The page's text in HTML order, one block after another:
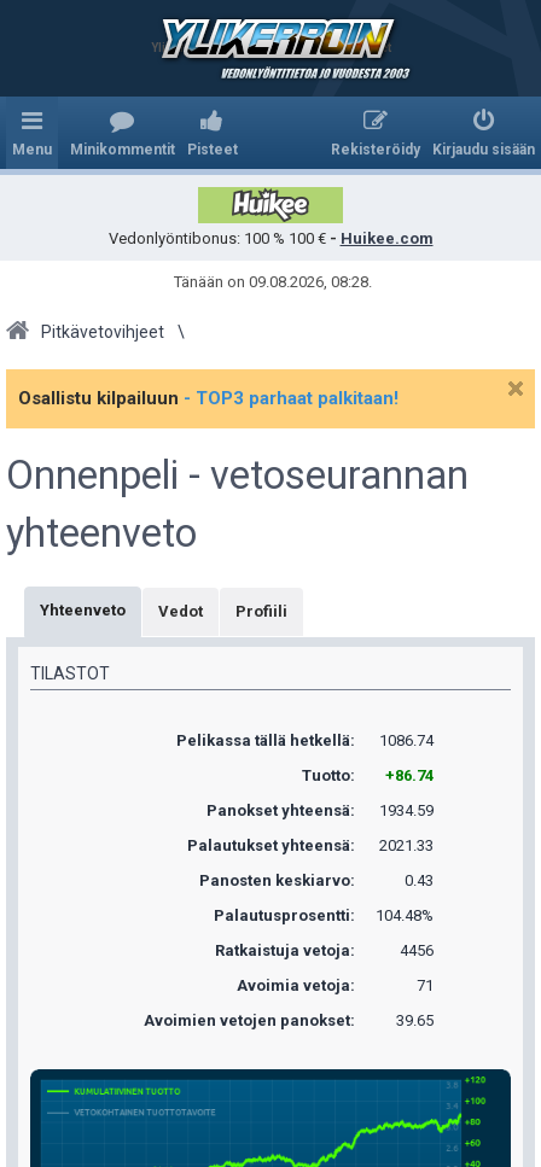
Ylikerroin.com - Parhaat veikkausvihjeet
Menu Minikommentit Pisteet Kirjaudu sisään
Rekisteröidy
Vedonlyöntibonus: 100 % 100 € - Huikee.com
Tänään on 09.08.2026, 08:28.
Pitkävetovihjeet
Osallistu kilpailuun - TOP3 parhaat palkitaan!
Onnenpeli - vetoseurannan
yhteenveto
Yhteenveto Vedot Profiili
TILASTOT
Pelikassa tällä hetkellä:
1086.74
Tuotto:
+86.74
Panokset yhteensä:
1934.59
Palautukset yhteensä:
2021.33
Panosten keskiarvo:
0.43
Palautusprosentti:
104.48%
Ratkaistuja vetoja:
4456
Avoimia vetoja:
71
Avoimien vetojen panokset:
39.65